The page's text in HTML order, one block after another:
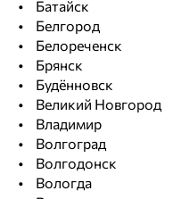
Батайск
Белгород
Белореченск
Брянск
Будённовск
Великий Новгород
Владимир
Волгоград
Волгодонск
Вологда